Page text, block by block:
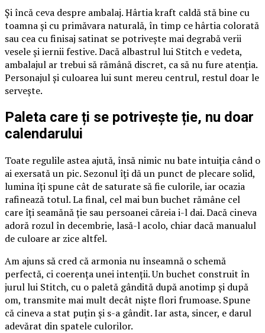
Și încă ceva despre ambalaj. Hârtia kraft caldă stă bine cu
toamna și cu primăvara naturală, în timp ce hârtia colorată
sau cea cu finisaj satinat se potrivește mai degrabă verii
vesele și iernii festive. Dacă albastrul lui Stitch e vedeta,
ambalajul ar trebui să rămână discret, ca să nu fure atenția.
Personajul și culoarea lui sunt mereu centrul, restul doar le
servește.
Paleta care ți se potrivește ție, nu doar
calendarului
Toate regulile astea ajută, însă nimic nu bate intuiția când o
ai exersată un pic. Sezonul îți dă un punct de plecare solid,
lumina îți spune cât de saturate să fie culorile, iar ocazia
rafinează totul. La final, cel mai bun buchet rămâne cel
care îți seamănă ție sau persoanei căreia i-l dai. Dacă cineva
adoră rozul în decembrie, lasă-l acolo, chiar dacă manualul
de culoare ar zice altfel.
Am ajuns să cred că armonia nu înseamnă o schemă
perfectă, ci coerența unei intenții. Un buchet construit în
jurul lui Stitch, cu o paletă gândită după anotimp și după
om, transmite mai mult decât niște flori frumoase. Spune
că cineva a stat puțin și s-a gândit. Iar asta, sincer, e darul
adevărat din spatele culorilor.